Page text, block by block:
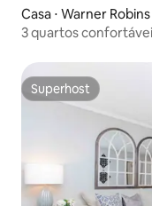
Casa ⋅ Warner Robins
3 quartos
Superhost
Superhost